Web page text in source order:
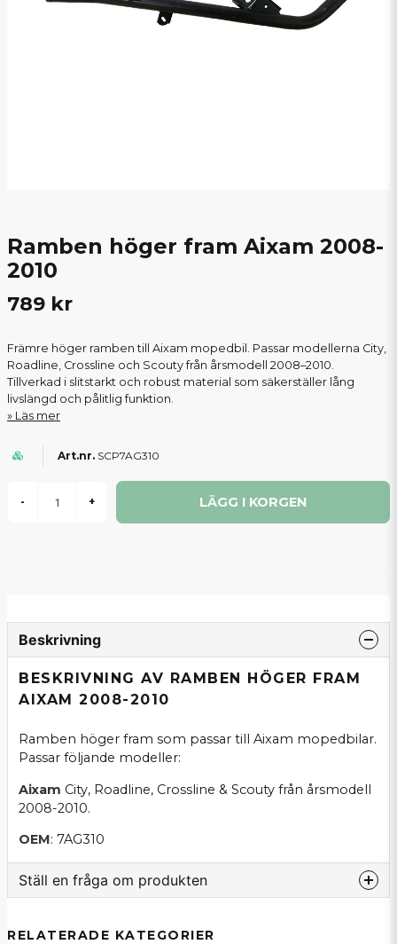
Ramben höger fram Aixam 2008-
2010
789 kr
Främre höger ramben till Aixam mopedbil. Passar modellerna City,
Roadline, Crossline och Scouty från årsmodell 2008–2010.
Tillverkad i slitstarkt och robust material som säkerställer lång
livslängd och pålitlig funktion.
Läs mer
SCP7AG310
- + LÄGG I KORGEN
Beskrivning
BESKRIVNING AV RAMBEN HÖGER FRAM
AIXAM 2008-2010
Ramben höger fram som passar till Aixam mopedbilar.
Passar följande modeller:
Aixam City, Roadline, Crossline & Scouty från årsmodell
2008-2010.
OEM: 7AG310
Ställ en fråga om produkten
Fråga oss om denna produkt...
RELATERADE KATEGORIER